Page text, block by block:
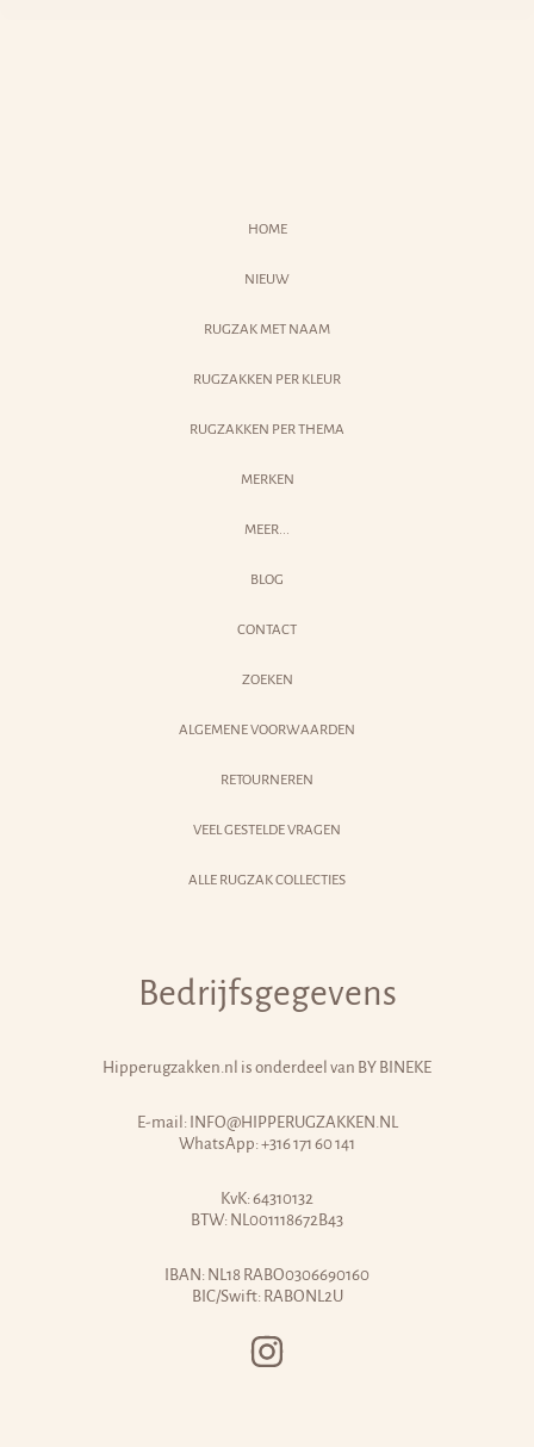
HOME
NIEUW
RUGZAK MET NAAM
RUGZAKKEN PER KLEUR
RUGZAKKEN PER THEMA
MERKEN
MEER...
BLOG
CONTACT
ZOEKEN
ALGEMENE VOORWAARDEN
RETOURNEREN
VEEL GESTELDE VRAGEN
ALLE RUGZAK COLLECTIES
Bedrijfsgegevens
Hipperugzakken.nl is onderdeel van BY BINEKE
E-mail: INFO@HIPPERUGZAKKEN.NL
WhatsApp: +316 171 60 141
KvK: 64310132
BTW: NL001118672B43
IBAN: NL18 RABO0306690160
BIC/Swift: RABONL2U